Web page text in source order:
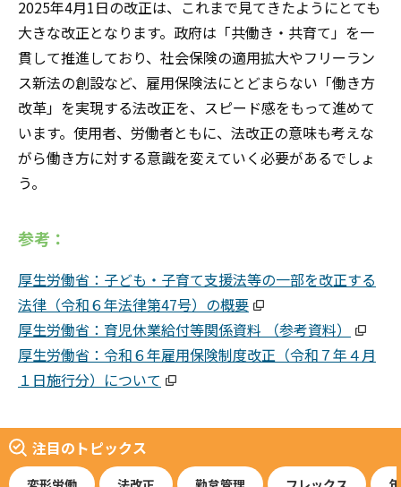
2025年4月1日の改正は、これまで見てきたようにとても
大きな改正となります。政府は「共働き・共育て」を一
貫して推進しており、社会保険の適用拡大やフリーラン
ス新法の創設など、雇用保険法にとどまらない「働き方
改革」を実現する法改正を、スピード感をもって進めて
います。使用者、労働者ともに、法改正の意味も考えな
がら働き方に対する意識を変えていく必要があるでしょ
う。
参考：
厚生労働省：子ども・子育て支援法等の一部を改正する
法律（令和６年法律第47号）の概要
厚生労働省：育児休業給付等関係資料 （参考資料）
厚生労働省：令和６年雇用保険制度改正（令和７年４月
１日施行分）について
注目のトピックス